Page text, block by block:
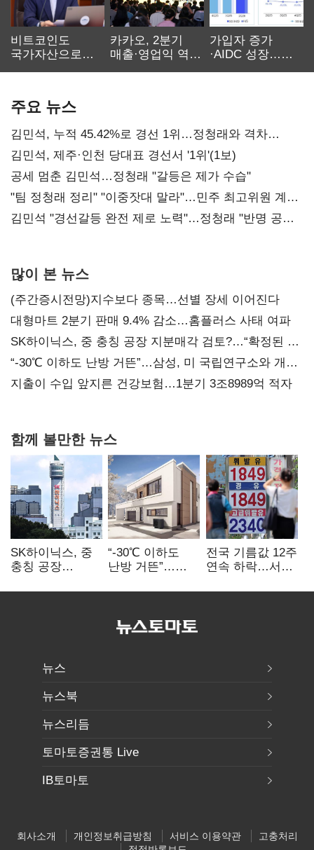
비트코인도
국가자산으로…'
카카오, 2분기
매출·영업익 역대
가입자 증가
·AIDC 성장…
주요 뉴스
김민석, 누적 45.42%로 경선 1위…정청래와 격차
0.86%p(2보)
김민석, 제주·인천 당대표 경선서 '1위'(1보)
공세 멈춘 김민석…정청래 "갈등은 제가 수습"
"팀 정청래 정리" "이중잣대 말라"…민주 최고위원 계파
다툼 격화
김민석 "경선갈등 완전 제로 노력"…정청래 "반명 공세
많이 본 뉴스
(주간증시전망)지수보다 종목…선별 장세 이어진다
대형마트 2분기 판매 9.4% 감소…홈플러스 사태 여파
SK하이닉스, 중 충칭 공장 지분매각 검토?…“확정된 바
없어”
“-30℃ 이하도 난방 거뜬”…삼성, 미 국립연구소와 개발
협력
지출이 수입 앞지른 건강보험…1분기 3조8989억 적자
함께 볼만한 뉴스
SK하이닉스, 중
충칭 공장
검토?…“확정된
“-30℃ 이하도
난방 거뜬”…
국립연구소와
전국 기름값 12주
연속 하락…서울
뉴스
뉴스북
뉴스리듬
토마토증권통 Live
IB토마토
회사소개 개인정보취급방침 서비스 이용약관
고충처리